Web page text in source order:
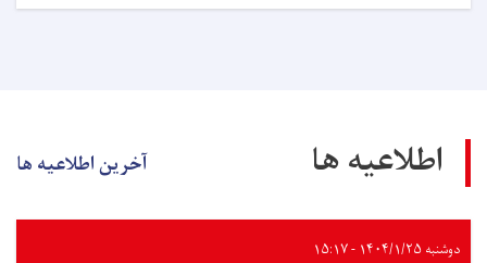
اطلاعیه ها آخرین اطلاعیه ها
دوشنبه ۱۴۰۴/۱/۲۵ - ۱۵:۱۷